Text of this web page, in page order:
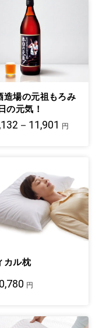
造場の元祖もろみ
の元気！
－11,901 円
カル枕
円